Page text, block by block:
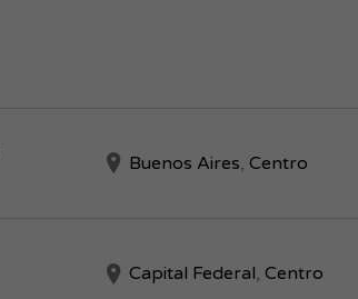
Buenos Aires, Centro
Capital Federal, Centro